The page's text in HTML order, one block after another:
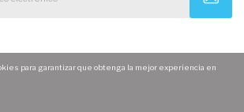
para garantizar que obtenga la mejor experiencia en